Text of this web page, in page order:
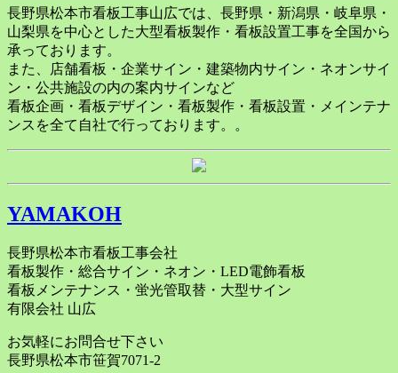
長野県松本市看板工事山広では、長野県・新潟県・岐阜県・
山梨県を中心とした大型看板製作・看板設置工事を全国から
承っております。
また、店舗看板・企業サイン・建築物内サイン・ネオンサイ
ン・公共施設の内の案内サインなど
看板企画・看板デザイン・看板製作・看板設置・メインテナ
ンスを全て自社で行っております。。
YAMAKOH
長野県松本市看板工事会社
看板製作・総合サイン・ネオン・LED電飾看板
看板メンテナンス・蛍光管取替・大型サイン
有限会社 山広
お気軽にお問合せ下さい
長野県松本市笹賀7071-2